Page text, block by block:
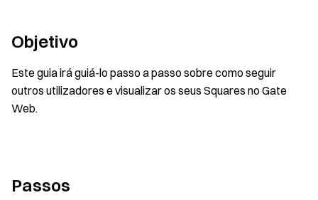
Objetivo
Este guia irá guiá-lo passo a passo sobre como seguir
outros utilizadores e visualizar os seus Squares no Gate
Web.
Passos